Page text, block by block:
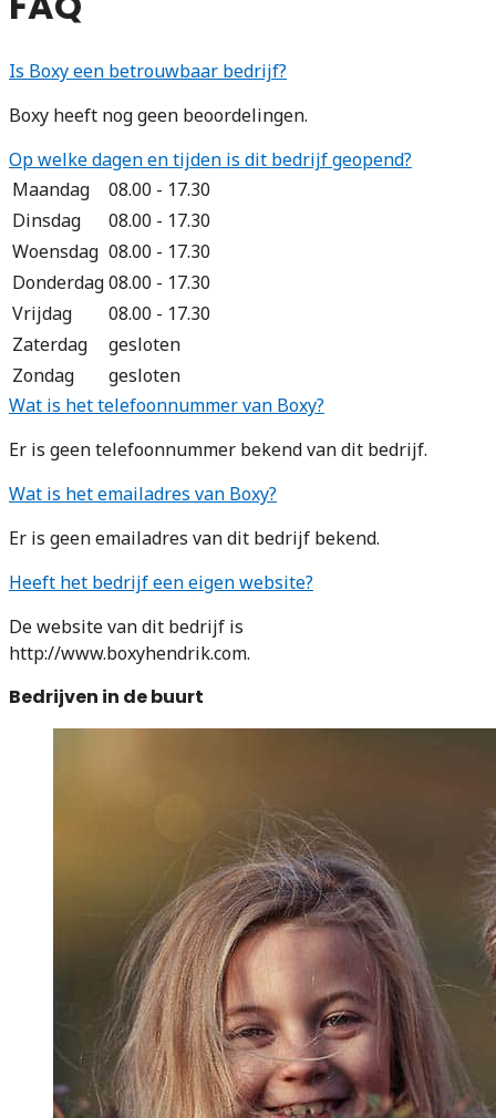
Is Boxy een betrouwbaar bedrijf?
Boxy heeft nog geen beoordelingen.
Op welke dagen en tijden is dit bedrijf geopend?
Maandag
08.00 - 17.30
Dinsdag
08.00 - 17.30
Woensdag 08.00 - 17.30
Donderdag08.00 - 17.30
Vrijdag
08.00 - 17.30
Zaterdag
gesloten
Zondag
gesloten
Wat is het telefoonnummer van Boxy?
Er is geen telefoonnummer bekend van dit bedrijf.
Wat is het emailadres van Boxy?
Er is geen emailadres van dit bedrijf bekend.
Heeft het bedrijf een eigen website?
De website van dit bedrijf is
http://www.boxyhendrik.com.
Bedrijven in de buurt